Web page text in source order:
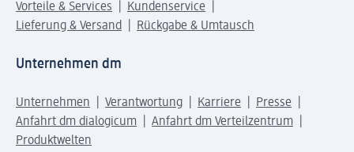
Vorteile & Services
Kundenservice
Lieferung & Versand
Rückgabe & Umtausch
Unternehmen dm
Unternehmen Verantwortung Karriere
Presse
Anfahrt dm dialogicum
Anfahrt dm Verteilzentrum
Produktwelten